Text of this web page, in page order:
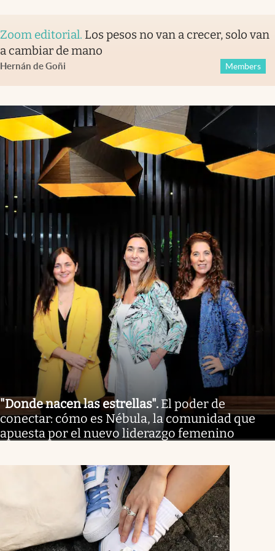
Zoom editorial. Los pesos no van a crecer, solo van
a cambiar de mano
Hernán de Goñi Members
"Donde nacen las estrellas". El poder de
conectar: cómo es Nébula, la comunidad que
apuesta por el nuevo liderazgo femenino